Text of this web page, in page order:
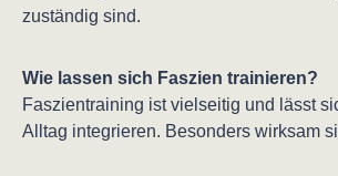
zuständig sind.
Wie lassen sich Faszien trainieren?
Faszientraining ist vielseitig und lässt
Alltag integrieren. Besonders wirksam